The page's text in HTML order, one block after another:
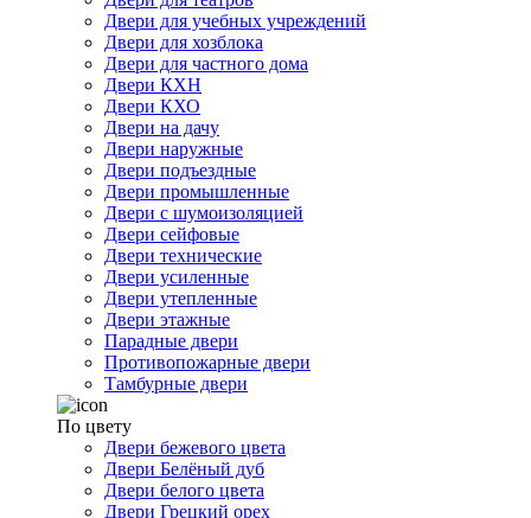
Двери для учебных учреждений
Двери для хозблока
Двери для частного дома
Двери КХН
Двери КХО
Двери на дачу
Двери наружные
Двери подъездные
Двери промышленные
Двери с шумоизоляцией
Двери сейфовые
Двери технические
Двери усиленные
Двери утепленные
Двери этажные
Парадные двери
Противопожарные двери
Тамбурные двери
По цвету
Двери бежевого цвета
Двери Белёный дуб
Двери белого цвета
Двери Грецкий орех